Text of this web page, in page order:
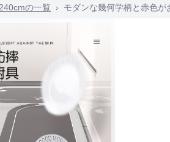
240cmの一覧 › モダンな幾何学柄と赤色